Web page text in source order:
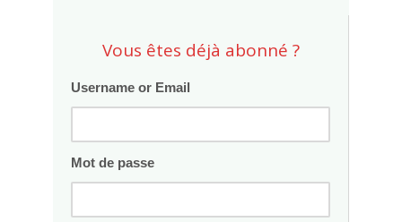
Vous êtes déjà abonné ?
Username or Email
Mot de passe